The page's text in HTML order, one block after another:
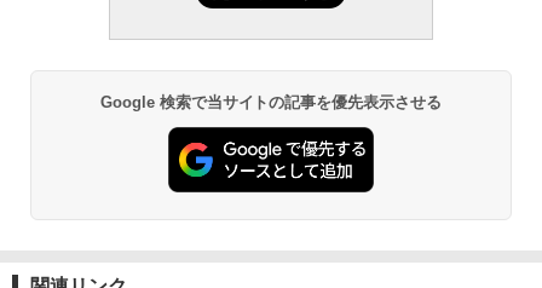
Google 検索で当サイトの記事を優先表示させる